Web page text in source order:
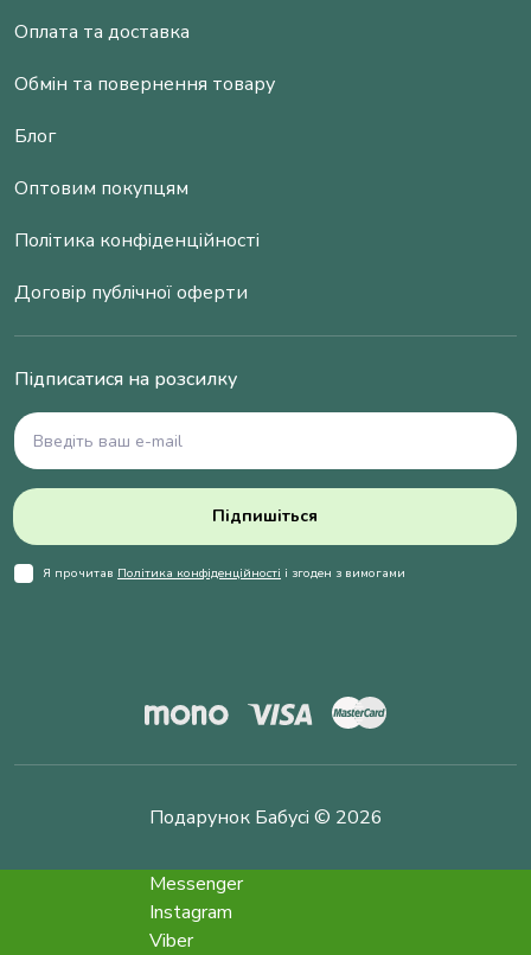
Оплата та доставка
Обмін та повернення товару
Блог
Оптовим покупцям
Політика конфіденційності
Договір публічної оферти
Підписатися на розсилку
Підпишіться
Я прочитав Політика конфіденційності і згоден з вимогами
Подарунок Бабусі © 2026
Messenger
Instagram
Viber